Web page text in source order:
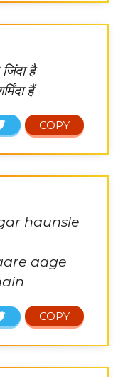
है
हैं
haunsle
aage